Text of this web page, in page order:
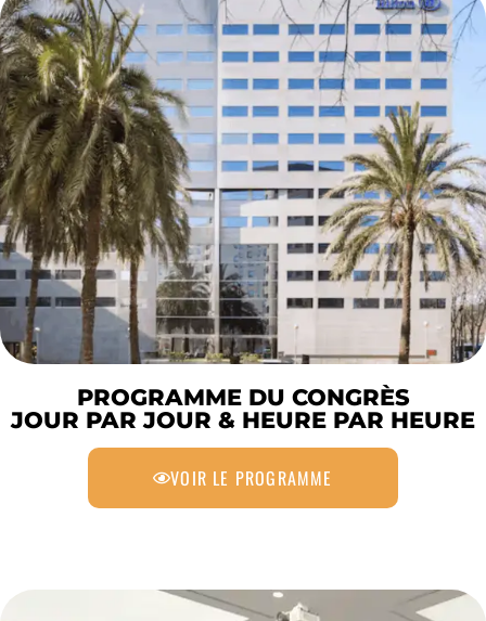
PROGRAMME DU CONGRÈS
JOUR PAR JOUR & HEURE PAR HEURE
VOIR LE PROGRAMME